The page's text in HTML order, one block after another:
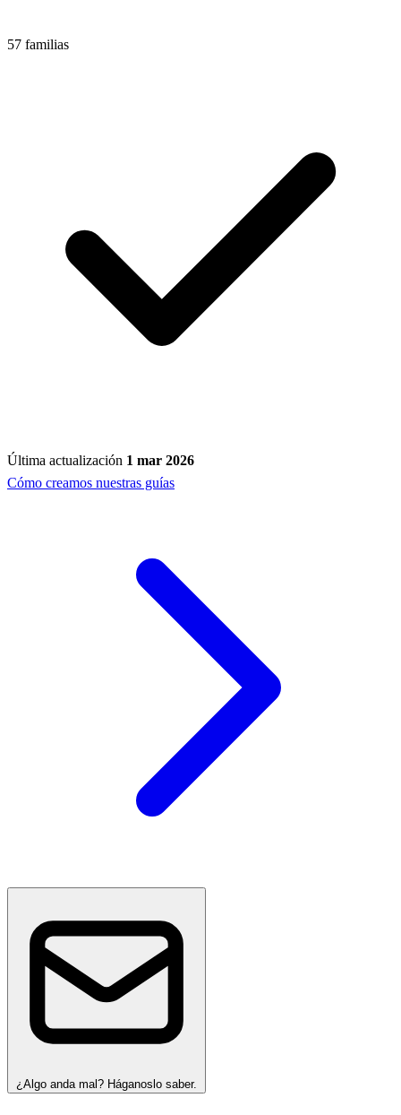
57 familias
Última actualización 1 mar 2026
Cómo creamos nuestras guías
¿Algo anda mal? Háganoslo saber.